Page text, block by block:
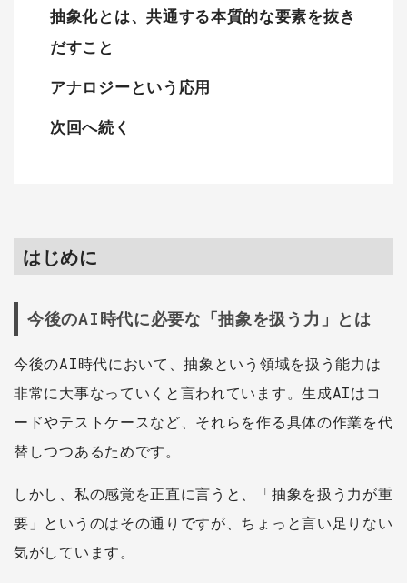
抽象化とは、共通する本質的な要素を抜き
だすこと
アナロジーという応用
次回へ続く
はじめに
今後のAI時代に必要な「抽象を扱う力」とは
今後のAI時代において、抽象という領域を扱う能力は
非常に大事なっていくと言われています。生成AIはコ
ードやテストケースなど、それらを作る具体の作業を代
替しつつあるためです。
しかし、私の感覚を正直に言うと、「抽象を扱う力が重
要」というのはその通りですが、ちょっと言い足りない
気がしています。